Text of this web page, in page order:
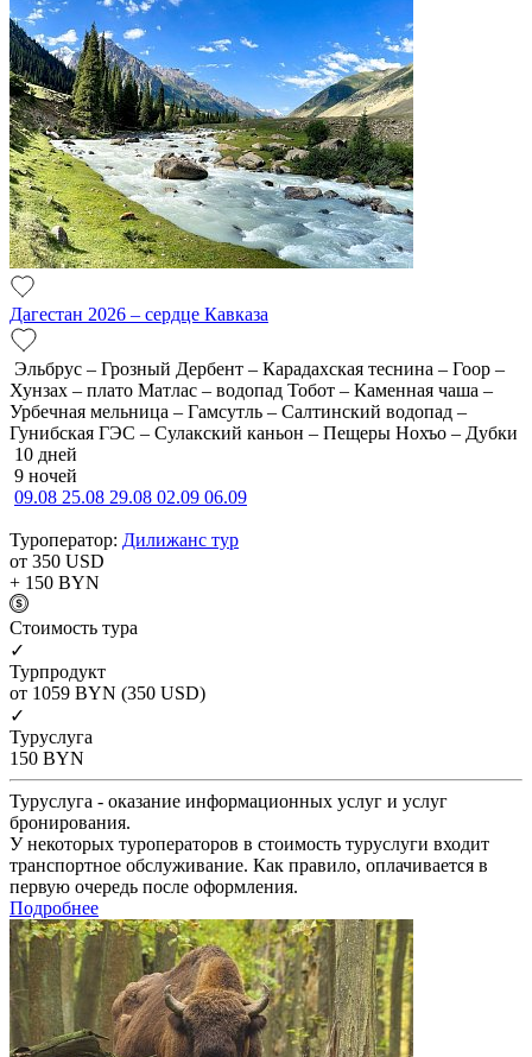
Дагестан 2026 – сердце Кавказа
Эльбрус – Грозный Дербент – Карадахская теснина – Гоор –
Хунзах – плато Матлас – водопад Тобот – Каменная чаша –
Урбечная мельница – Гамсутль – Салтинский водопад –
Гунибская ГЭС – Сулакский каньон – Пещеры Нохъо – Дубки
10 дней
9 ночей
09.08 25.08 29.08 02.09 06.09
Туроператор: Дилижанс тур
от 350 USD
+ 150 BYN
Cтоимость тура
✓
Турпродукт
от 1059 BYN (350 USD)
✓
Туруслуга
150 BYN
Туруслуга - оказание информационных услуг и услуг
бронирования.
У некоторых туроператоров в стоимость туруслуги входит
транспортное обслуживание. Как правило, оплачивается в
первую очередь после оформления.
Подробнее